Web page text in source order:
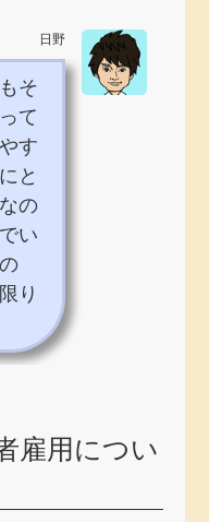
日野
そ
て
す
と
の
い
り
雇用につい